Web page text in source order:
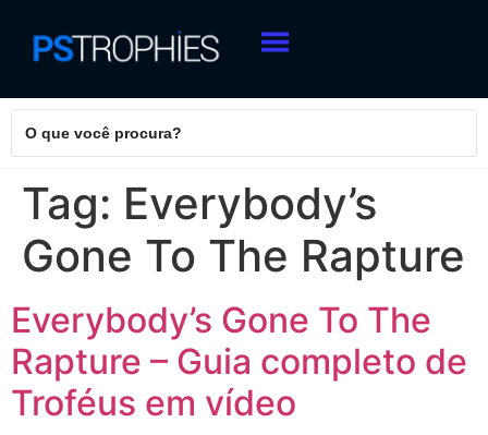
Tag: Everybody’s
Gone To The Rapture
Everybody’s Gone To The
Rapture – Guia completo de
Troféus em vídeo